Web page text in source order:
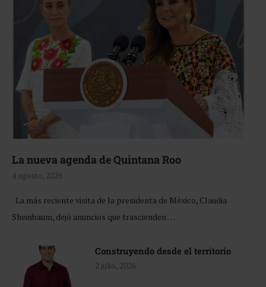
La nueva agenda de Quintana Roo
4 agosto, 2026
La más reciente visita de la presidenta de México, Claudia
Sheinbaum, dejó anuncios que trascienden …
Construyendo desde el territorio
2 julio, 2026